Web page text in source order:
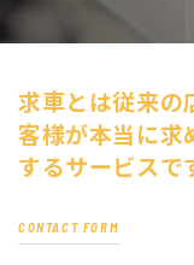
求車とは従来の
客様が本当に求
するサービスで
CONTACT FORM